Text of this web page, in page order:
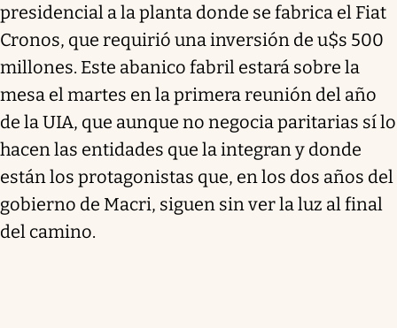
presidencial a la planta donde se fabrica el Fiat
Cronos, que requirió una inversión de u$s 500
millones. Este abanico fabril estará sobre la
mesa el martes en la primera reunión del año
de la UIA, que aunque no negocia paritarias sí lo
hacen las entidades que la integran y donde
están los protagonistas que, en los dos años del
gobierno de Macri, siguen sin ver la luz al final
del camino.